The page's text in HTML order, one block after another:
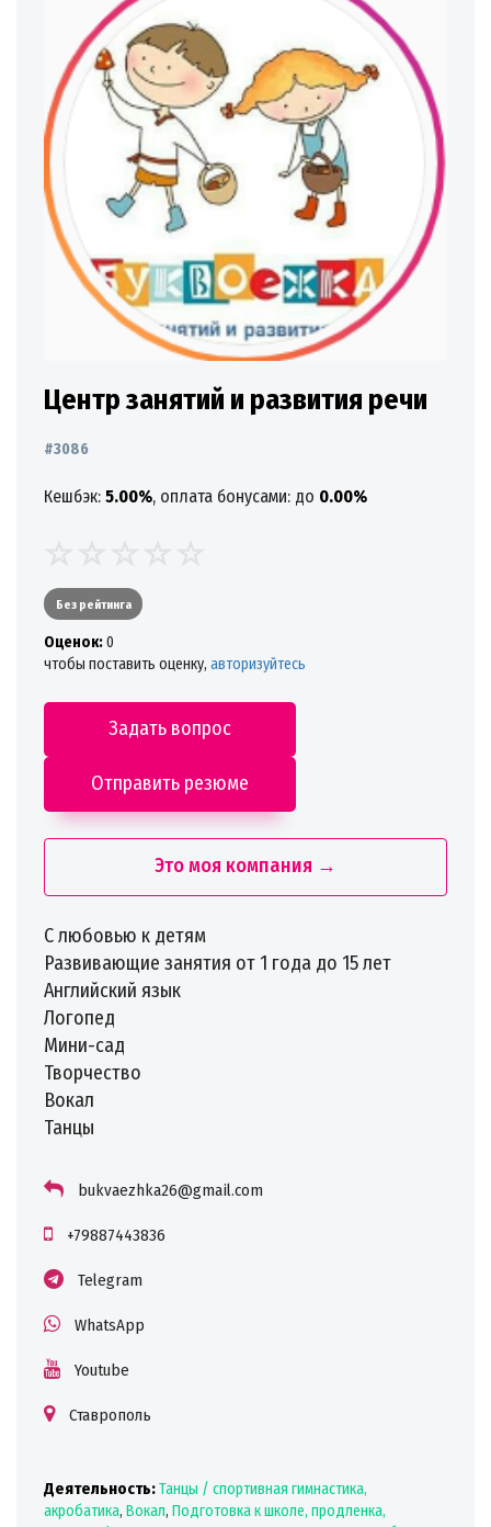
Центр занятий и развития речи
#3086
Кешбэк: 5.00%, оплата бонусами: до 0.00%
Без рейтинга
Oценок:0
чтобы поставить оценку, авторизуйтесь
Задать вопрос
Отправить резюме
Это моя компания →
С любовью к детям
Развивающие занятия от 1 года до 15 лет
Английский язык
Логопед
Мини-сад
Творчество
Вокал
Танцы
bukvaezhka26@gmail.com
+79887443836
Telegram
WhatsApp
Youtube
Ставрополь
Деятельность:Танцы / спортивная гимнастика,
акробатика, Вокал, Подготовка к школе, продленка,